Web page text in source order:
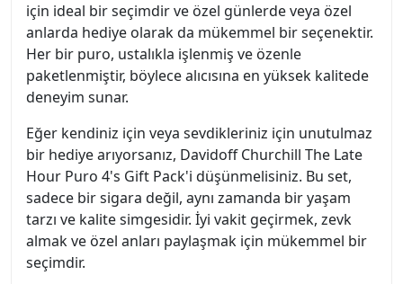
için ideal bir seçimdir ve özel günlerde veya özel
anlarda hediye olarak da mükemmel bir seçenektir.
Her bir puro, ustalıkla işlenmiş ve özenle
paketlenmiştir, böylece alıcısına en yüksek kalitede
deneyim sunar.
Eğer kendiniz için veya sevdikleriniz için unutulmaz
bir hediye arıyorsanız, Davidoff Churchill The Late
Hour Puro 4's Gift Pack'i düşünmelisiniz. Bu set,
sadece bir sigara değil, aynı zamanda bir yaşam
tarzı ve kalite simgesidir. İyi vakit geçirmek, zevk
almak ve özel anları paylaşmak için mükemmel bir
seçimdir.